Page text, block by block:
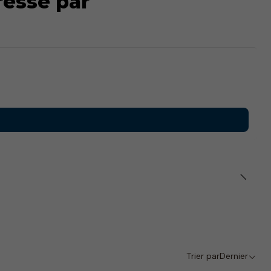
Trier parDernier